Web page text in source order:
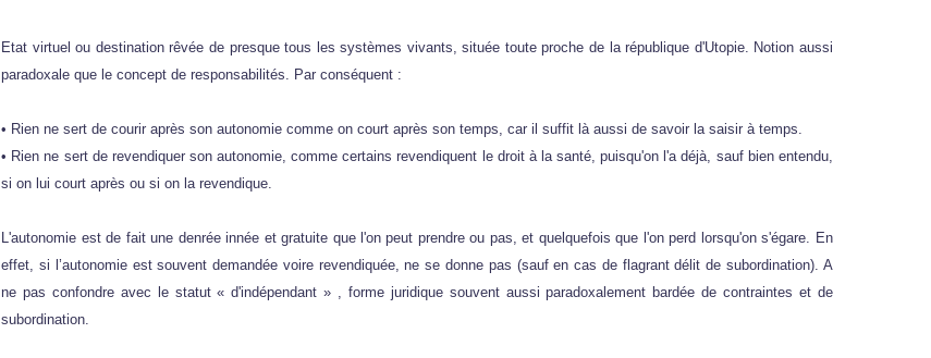
Etat virtuel ou destination rêvée de presque tous les systèmes vivants, située toute proche de la république d'Utopie. Notion aussi
paradoxale que le concept de responsabilités. Par conséquent :
• Rien ne sert de courir après son autonomie comme on court après son temps, car il suffit là aussi de savoir la saisir à temps.
• Rien ne sert de revendiquer son autonomie, comme certains revendiquent le droit à la santé, puisqu'on l'a déjà, sauf bien entendu,
si on lui court après ou si on la revendique.
L'autonomie est de fait une denrée innée et gratuite que l'on peut prendre ou pas, et quelquefois que l'on perd lorsqu'on s'égare. En
effet, si l’autonomie est souvent demandée voire revendiquée, ne se donne pas (sauf en cas de flagrant délit de subordination). A
ne pas confondre avec le statut « d'indépendant » , forme juridique souvent aussi paradoxalement bardée de contraintes et de
subordination.